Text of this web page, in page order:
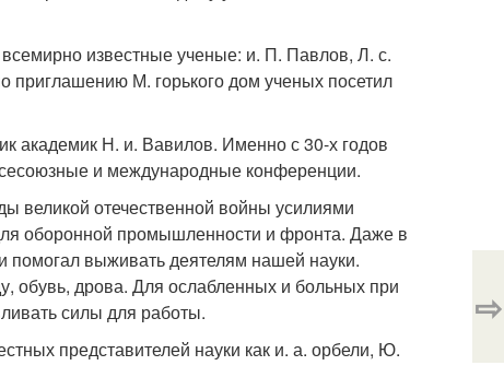
известные ученые: и. П. Павлов, Л. с.
М. горького дом ученых посетил
академик Н. и. Вавилов. Именно с 30-х годов
и международные конференции.
великой отечественной войны усилиями
оборонной промышленности и фронта. Даже в
помогал выживать деятелям нашей науки.
обувь, дрова. Для ослабленных и больных при
силы для работы.
представителей науки как и. а. орбели, Ю.
⇨